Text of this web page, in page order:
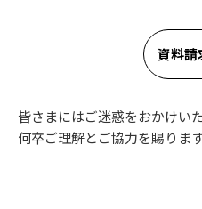
資料請
皆さまにはご迷惑をおかけい
何卒ご理解とご協力を賜りま